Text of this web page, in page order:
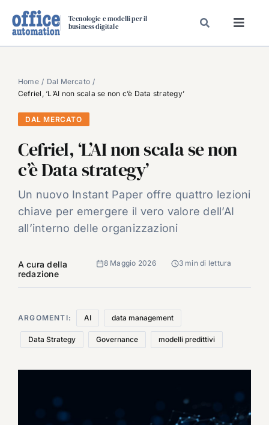
Tecnologie e modelli per il
business digitale
SPECIAL PAPER
TAVOLE ROTONDE DI REDAZIONE
DAL MERCATO
CARRIERE
VIDEO
EVENTI
CHI SIAMO
Home
Dal Mercato
Cefriel, ‘L’AI non scala se non c’è Data strategy’
DAL MERCATO
Cefriel, ‘L’AI non scala se non
c’è Data strategy’
Un nuovo Instant Paper offre quattro lezioni
chiave per emergere il vero valore dell’AI
all’interno delle organizzazioni
A cura della
redazione
8 Maggio 2026 3 min di lettura
ARGOMENTI: AI data management
Data Strategy Governance modelli predittivi